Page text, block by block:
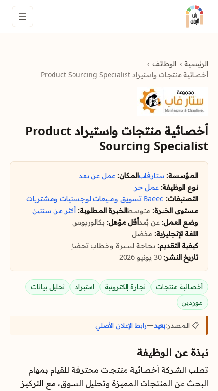
☰
الرئيسية
الوظائف
أخصائية منتجات واستيراد Product Sourcing Specialist
أخصائية منتجات واستيراد Product
Sourcing Specialist
المؤسسة: ستارفابالمكان: عمل عن بعد
نوع الوظيفة: عمل حر
التصنيفات: Baeed تسويق ومبيعات لوجستيات ومشتريات
مستوى الخبرة: متوسطالخبرة المطلوبة: أكثر من سنتين
وضع العمل: عن بُعدأقل مؤهل: بكالوريوس
اللغة الإنجليزية: مفضل
كيفية التقديم: بحاجة لسيرة وخطاب تحفيز
تاريخ النشر:
أخصائية منتجات تجارة إلكترونية استيراد
تحليل بيانات
موردين
📋 المصدر:بعيد—رابط الإعلان الأصلي
نبذة عن الوظيفة
تطلب الشركة أخصائية منتجات محترفة للقيام بمهام
البحث عن المنتجات المميزة وتحليل السوق، مع التركيز